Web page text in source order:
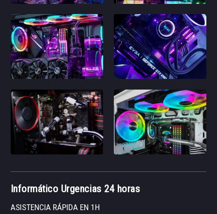
Informático Urgencias 24 horas
ASISTENCIA RÁPIDA EN 1H